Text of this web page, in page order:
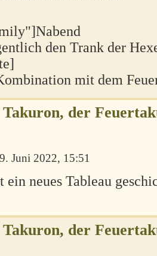
den Trank der
mit dem
der
Juni 2022, 15:51
ein neues Tableau
der